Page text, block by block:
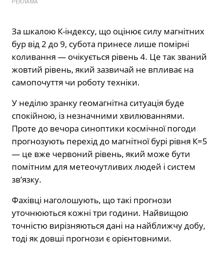
РЕКЛАМА
За шкалою К-індексу, що оцінює силу магнітних
бур від 2 до 9, субота принесе лише помірні
коливання — очікується рівень 4. Це так званий
жовтий рівень, який зазвичай не впливає на
самопочуття чи роботу техніки.
У неділю зранку геомагнітна ситуація буде
спокійною, із незначними хвилюваннями.
Проте до вечора синоптики космічної погоди
прогнозують перехід до магнітної бурі рівня К=5
— це вже червоний рівень, який може бути
помітним для метеочутливих людей і систем
зв’язку.
Фахівці наголошують, що такі прогнози
уточнюються кожні три години. Найвищою
точністю вирізняються дані на найближчу добу,
тоді як довші прогнози є орієнтовними.